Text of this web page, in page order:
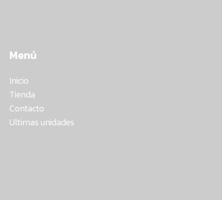
Menú
Inicio
Tienda
Contacto
Ultimas unidades